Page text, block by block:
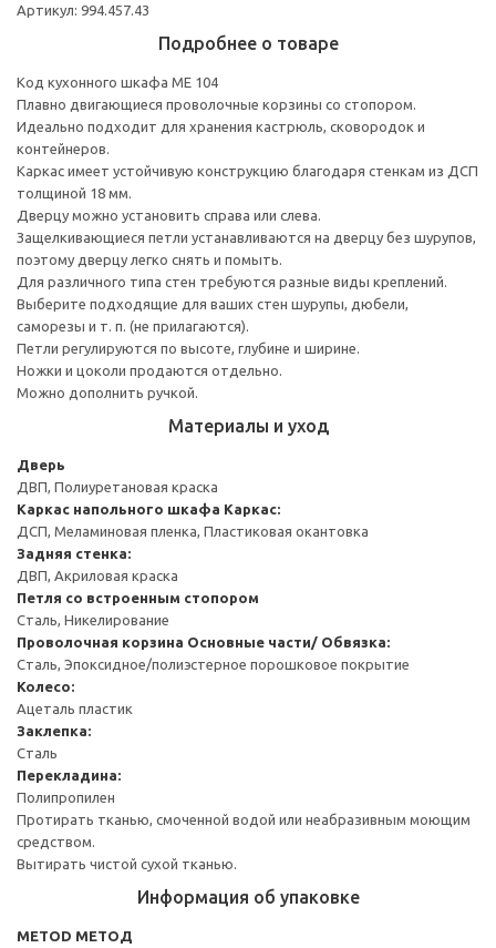
Артикул: 994.457.43
Подробнее о товаре
Код кухонного шкафа ME 104
Плавно двигающиеся проволочные корзины со стопором.
Идеально подходит для хранения кастрюль, сковородок и
контейнеров.
Каркас имеет устойчивую конструкцию благодаря стенкам из ДСП
толщиной 18 мм.
Дверцу можно установить справа или слева.
Защелкивающиеся петли устанавливаются на дверцу без шурупов,
поэтому дверцу легко снять и помыть.
Для различного типа стен требуются разные виды креплений.
Выберите подходящие для ваших стен шурупы, дюбели,
саморезы и т. п. (не прилагаются).
Петли регулируются по высоте, глубине и ширине.
Ножки и цоколи продаются отдельно.
Можно дополнить ручкой.
Материалы и уход
Дверь
ДВП, Полиуретановая краска
Каркас напольного шкафа Каркас:
ДСП, Меламиновая пленка, Пластиковая окантовка
Задняя стенка:
ДВП, Акриловая краска
Петля со встроенным стопором
Сталь, Никелирование
Проволочная корзина Основные части/ Обвязка:
Сталь, Эпоксидное/полиэстерное порошковое покрытие
Колесо:
Ацеталь пластик
Заклепка:
Сталь
Перекладина:
Полипропилен
Протирать тканью, смоченной водой или неабразивным моющим
средством.
Вытирать чистой сухой тканью.
Информация об упаковке
METOD МЕТОД